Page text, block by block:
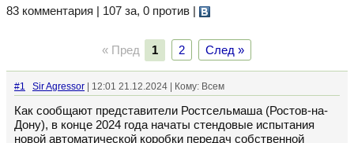
83 комментария | 107 за, 0 против
« Пред 1 2 След »
#1 Sir Agressor | 12:01 21.12.2024 | Кому: Всем
Как сообщают представители Ростсельмаша (Ростов-на-
Дону), в конце 2024 года начаты стендовые испытания
новой автоматической коробки передач собственной